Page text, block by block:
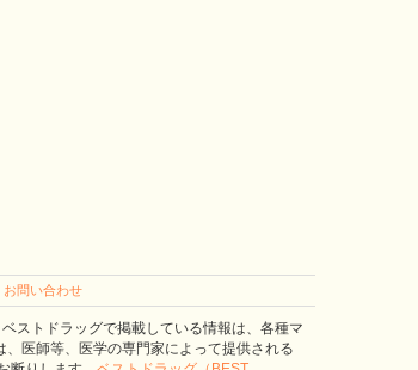
お問い合わせ
ストドラッグで掲載している情報は、各種マ
医師等、医学の専門家によって提供される